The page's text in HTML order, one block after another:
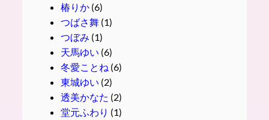
椿りか(6)
つばさ舞(1)
つぼみ (1)
天馬ゆい (6)
冬愛ことね (6)
東城ゆい (2)
透美かなた (2)
堂元ふわり (1)